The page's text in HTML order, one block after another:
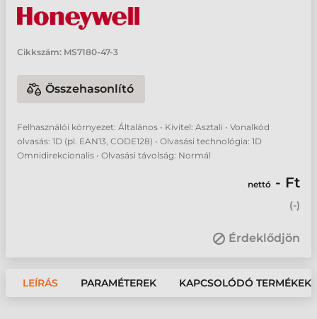
Cikkszám: MS7180-47-3
Összehasonlító
Felhasználói környezet: Általános • Kivitel: Asztali • Vonalkód
olvasás: 1D (pl. EAN13, CODE128) • Olvasási technológia: 1D
Omnidirekcionalis • Olvasási távolság: Normál
nettó - Ft
(-)
Érdeklődjön
LEÍRÁS PARAMÉTEREK KAPCSOLÓDÓ TERMÉKEK